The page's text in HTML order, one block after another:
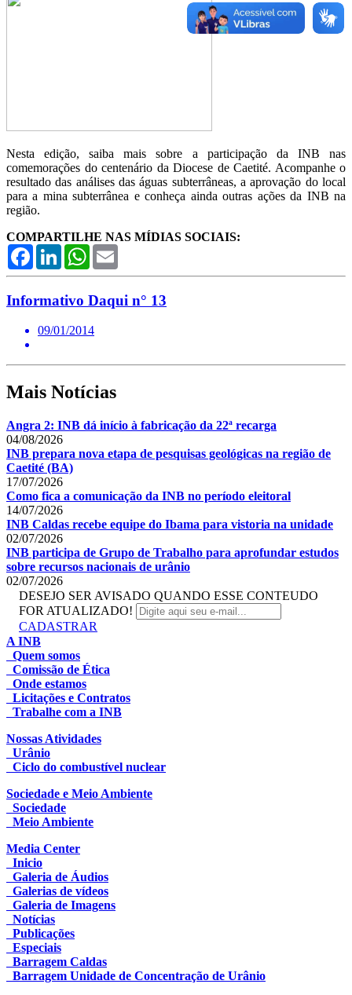
Nesta edição, saiba mais sobre a participação da INB nas
comemorações do centenário da Diocese de Caetité. Acompanhe o
resultado das análises das águas subterrâneas, a aprovação do local
para a mina subterrânea e conheça ainda outras ações da INB na
região.
COMPARTILHE NAS MÍDIAS SOCIAIS:
FacebookLinkedInWhatsApp
Informativo Daqui n° 13
09/01/2014
Mais Notícias
Angra 2: INB dá início à fabricação da 22ª recarga
04/08/2026
INB prepara nova etapa de pesquisas geológicas na região de
Caetité (BA)
17/07/2026
Como fica a comunicação da INB no período eleitoral
14/07/2026
INB Caldas recebe equipe do Ibama para vistoria na unidade
02/07/2026
INB participa de Grupo de Trabalho para aprofundar estudos
sobre recursos nacionais de urânio
02/07/2026
DESEJO SER AVISADO QUANDO ESSE CONTEUDO
FOR ATUALIZADO!
CADASTRAR
A INB
Quem somos
Comissão de Ética
Onde estamos
Licitações e Contratos
Trabalhe com a INB
Nossas Atividades
Urânio
Ciclo do combustível nuclear
Sociedade e Meio Ambiente
Sociedade
Meio Ambiente
Media Center
Inicio
Galeria de Áudios
Galerias de vídeos
Galeria de Imagens
Notícias
Publicações
Especiais
Barragem Caldas
Barragem Unidade de Concentração de Urânio